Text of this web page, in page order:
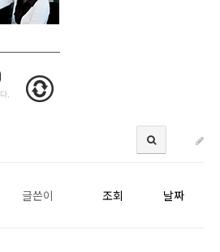
글쓴이 조회 날짜